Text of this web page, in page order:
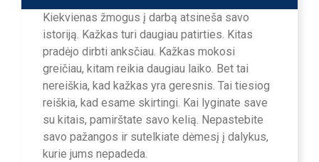
Kiekvienas žmogus į darbą atsineša savo
istoriją. Kažkas turi daugiau patirties. Kitas
pradėjo dirbti anksčiau. Kažkas mokosi
greičiau, kitam reikia daugiau laiko. Bet tai
nereiškia, kad kažkas yra geresnis. Tai tiesiog
reiškia, kad esame skirtingi. Kai lyginate save
su kitais, pamirštate savo kelią. Nepastebite
savo pažangos ir sutelkiate dėmesį į dalykus,
kurie jums nepadeda.